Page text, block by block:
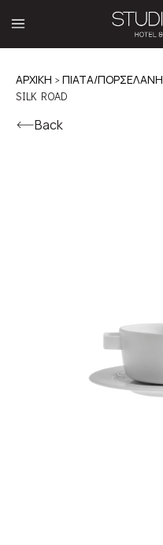
ΑΡΧΙΚΉ >ΠΙΑΤΑ/ΠΟΡΣΕΛΑΝΗ
SILK ROAD
Back